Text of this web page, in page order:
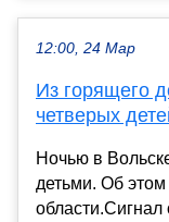
12:00, 24 Мар
Из горящего
четверых
Ночью в
детьми. Об
области.Сигнал